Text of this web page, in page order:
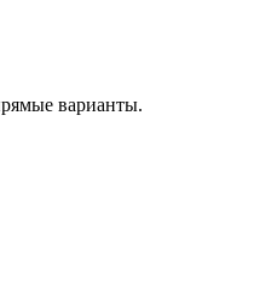
варианты.